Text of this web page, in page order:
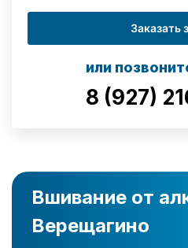
Заказать
или
8 (927)
Вшивание от
Верещагино